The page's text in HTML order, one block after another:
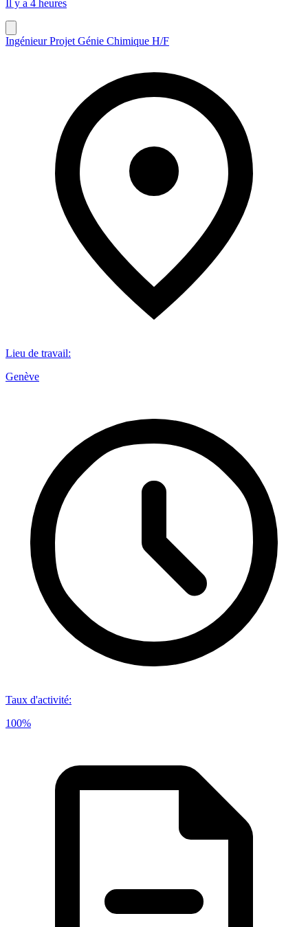
Il y a 4 heures
Ingénieur Projet Génie Chimique H/F
Lieu de travail:
Genève
Taux d'activité:
100%